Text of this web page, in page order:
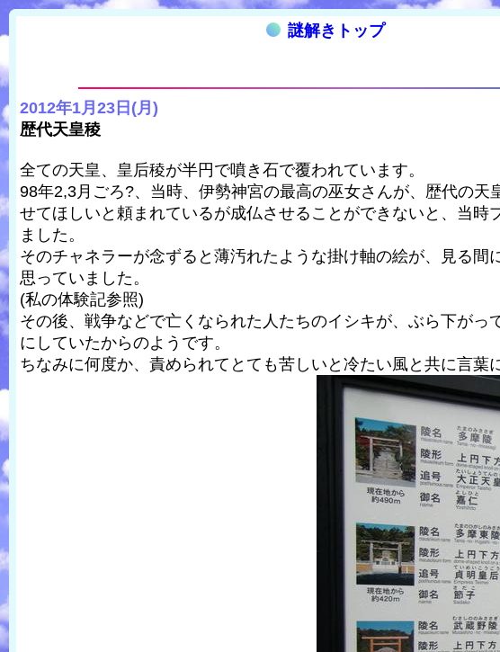
謎解きトップ
2012年1月23日(月)
歴代天皇稜
全ての天皇、皇后稜が半円で噴き石で覆われています。
98年2,3月ごろ?、当時、伊勢神宮の最高の巫女さんが、歴代の
せてほしいと頼まれているが成仏させることができないと、当
ました。
そのチャネラーが念ずると薄汚れたような掛け軸の絵が、見る
思っていました。
(私の体験記参照)
その後、戦争などで亡くなられた人たちのイシキが、ぶら下が
にしていたからのようです。
ちなみに何度か、責められてとても苦しいと冷たい風と共に言葉